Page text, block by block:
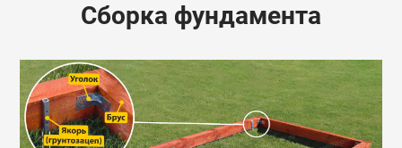
Сборка фундамента